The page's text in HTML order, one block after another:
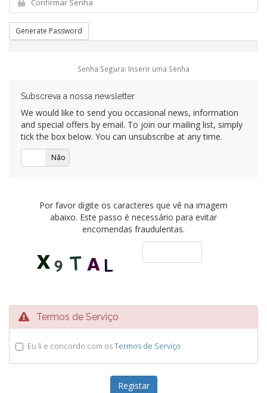
Generate Password
Senha Segura: Inserir uma Senha
Subscreva a nossa newsletter
We would like to send you occasional news, information
and special offers by email. To join our mailing list, simply
tick the box below. You can unsubscribe at any time.
Não
Por favor digite os caracteres que vê na imagem
abaixo. Este passo é necessário para evitar
encomendas fraudulentas.
Termos de Serviço
Eu li e concordo com osTermos de Serviço